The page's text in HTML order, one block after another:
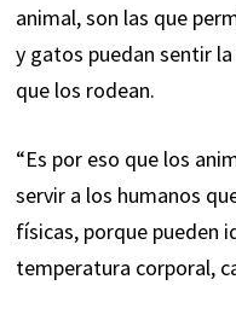
animal, son las que
y gatos puedan sentir
que los rodean.
“Es por eso que los
servir a los humanos
físicas, porque pueden
temperatura corporal,